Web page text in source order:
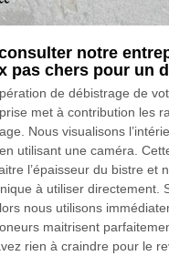
notre
pas chers pour un
de débistrage de
met à contribution les
Nous visualisons
utilisant une caméra.
l’épaisseur du bistre et
à utiliser directement.
nous utilisons
maitrisent
rien à craindre pour le